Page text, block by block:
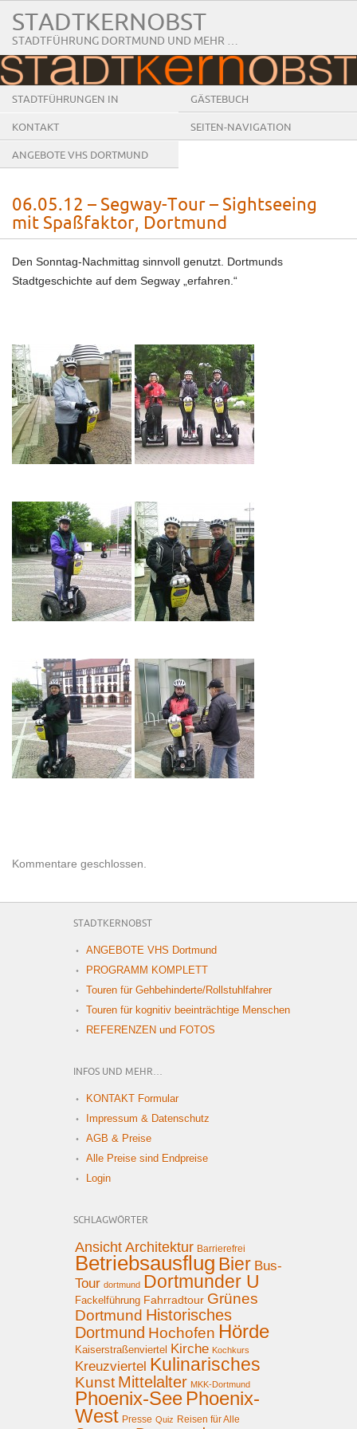
STADTKERNOBST
STADTFÜHRUNG DORTMUND UND MEHR …
STADTFÜHRUNGEN IN
DORTMUND
GÄSTEBUCH
KONTAKT SEITEN-NAVIGATION
ANGEBOTE VHS DORTMUND
06.05.12 – Segway-Tour – Sightseeing
mit Spaßfaktor, Dortmund
Den Sonntag-Nachmittag sinnvoll genutzt. Dortmunds
Stadtgeschichte auf dem Segway „erfahren.“
Kommentare geschlossen.
STADTKERNOBST
ANGEBOTE VHS Dortmund
PROGRAMM KOMPLETT
Touren für Gehbehinderte/Rollstuhlfahrer
Touren für kognitiv beeinträchtige Menschen
REFERENZEN und FOTOS
INFOS UND MEHR…
KONTAKT Formular
Impressum & Datenschutz
AGB & Preise
Alle Preise sind Endpreise
Login
SCHLAGWÖRTER
Ansicht Architektur Barrierefrei
Betriebsausflug Bier Bus-
Tour dortmund Dortmunder U
Fackelführung Fahrradtour Grünes
Dortmund Historisches
Dortmund Hochofen Hörde
Kaiserstraßenviertel Kirche Kochkurs
Kreuzviertel Kulinarisches
Kunst Mittelalter MKK-Dortmund
Phoenix-See Phoenix-
West Presse Quiz Reisen für Alle